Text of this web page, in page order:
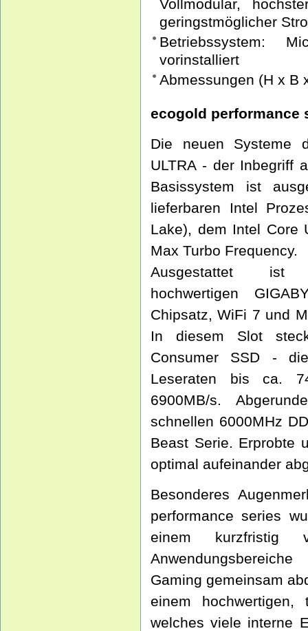
Vollmodular,
geringstmöglicher
Betriebssystem:
vorinstalliert
Abmessungen (H x B
ecogold performance
Die neuen Systeme
ULTRA - der Inbegriff
Basissystem ist
lieferbaren Intel
Lake), dem Intel Core
Max Turbo Frequency.
Ausgestattet
hochwertigen
Chipsatz, WiFi 7 und
In diesem Slot
Consumer SSD -
Leseraten bis ca.
6900MB/s.
schnellen 6000MHz
Beast Serie. Erprobte
optimal aufeinander
Besonderes
performance series
einem kurzfristig
Gaming gemeinsam
einem hochwertigen,
welches viele interne